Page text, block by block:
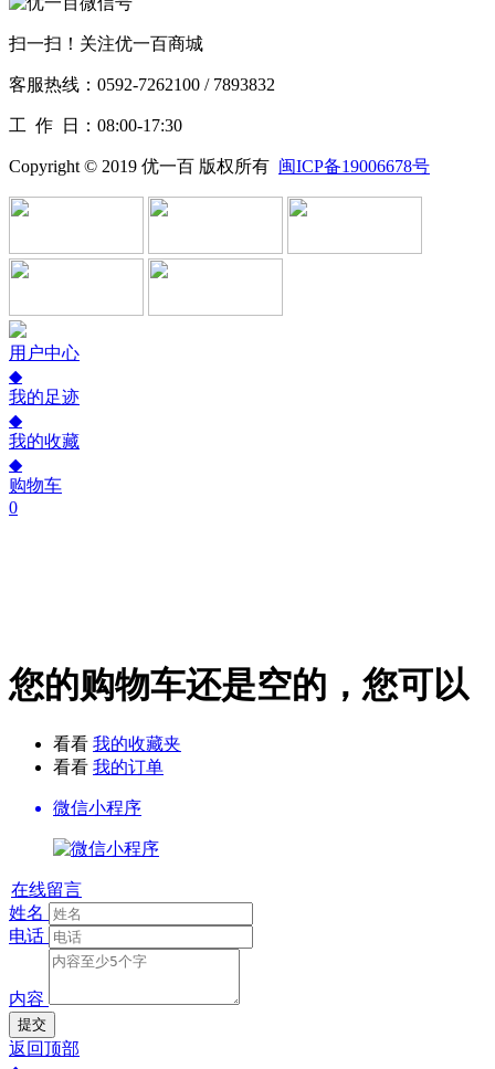
扫一扫！关注优一百商城
客服热线：0592-7262100 / 7893832
工作 日：08:00-17:30
Copyright © 2019 优一百 版权所有 闽ICP备19006678号
用户中心
◆
我的足迹
◆
我的收藏
◆
购物车
0
您的购物车还是空的，您可以
看看 我的收藏夹
看看 我的订单
微信小程序
在线留言
姓名
电话
内容
提交
返回顶部